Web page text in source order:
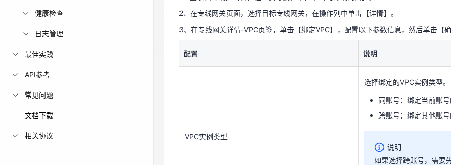
健康检查
日志管理
最佳实践
API参考
常见问题
文档下载
相关协议
配置 说明
选择绑定的VPC实例类型。
跨账号：绑定其他账
说明
如果选择跨账号，需要
2、在专线网关页面，选择目标专线网关，在操作列中单击【详情】。
3、在专线网关详情-VPC页签，单击【绑定VPC】，配置以下参数信息，然后单击【确
配置 说明
VPC实例类型
选择绑定的VPC实例类型。
同账号：绑定当前账号
跨账号：绑定其他账号
说明
如果选择跨账号，需要